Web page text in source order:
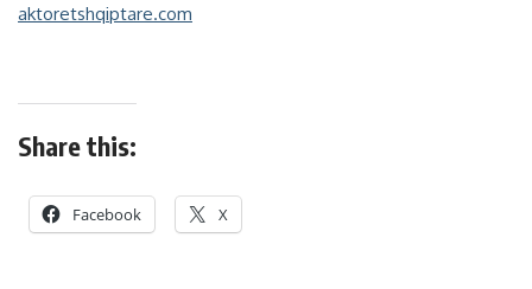
aktoretshqiptare.com
Share this:
Facebook X